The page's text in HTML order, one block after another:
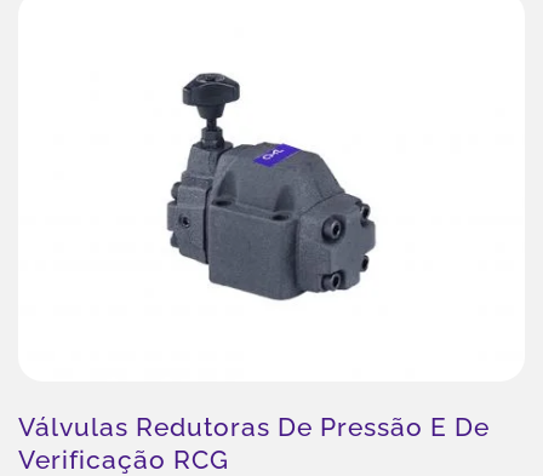
Válvulas Redutoras De Pressão E De
Verificação RCG